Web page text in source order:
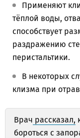
Применяют
тёплой воды,
способствует
раздражению
перистальтики.
В некоторых
клизма при
Врач рассказал,
бороться с